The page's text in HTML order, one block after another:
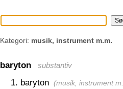
Kategori: musik, instrument m.m.
baryton substantiv
baryton (musik, instrument